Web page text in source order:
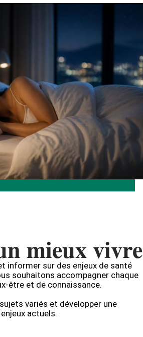
mieux vivre
informer sur des enjeux de santé
souhaitons accompagner chaque
être et de connaissance.
variés et développer une
actuels.